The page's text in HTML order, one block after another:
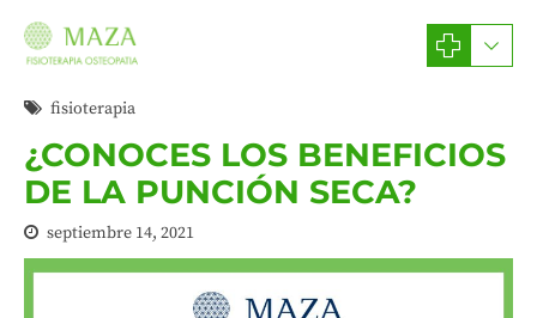
fisioterapia
¿CONOCES LOS BENEFICIOS
DE LA PUNCIÓN SECA?
septiembre 14, 2021